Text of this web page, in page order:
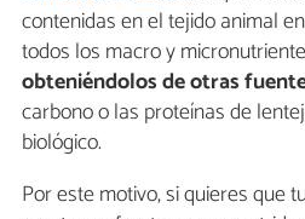
contenidas en el tejido animal
todos los macro y
obteniéndolos de otras
carbono o las proteínas de
biológico.
Por este motivo, si quieres que